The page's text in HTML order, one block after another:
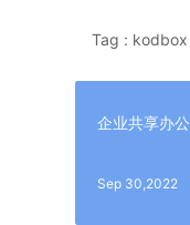
Tag : kodbox
企业共享办
Sep 30,2022